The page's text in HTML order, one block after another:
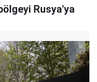
Rusya'ya